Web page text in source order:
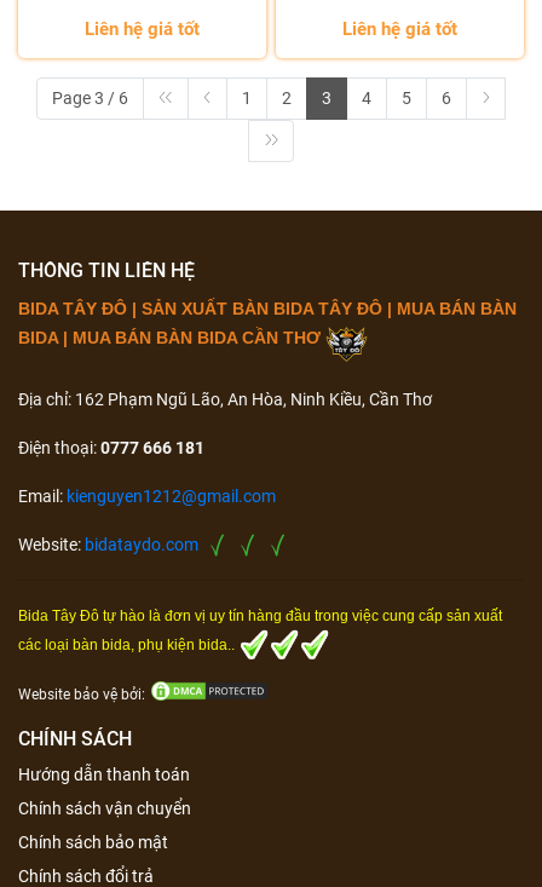
Liên hệ giá tốt Liên hệ giá tốt
Page 3 / 6 1 2 3 4 5 6
THÔNG TIN LIÊN HỆ
BIDA TÂY ĐÔ | SẢN XUẤT BÀN BIDA TÂY ĐÔ | MUA BÁN BÀN
BIDA | MUA BÁN BÀN BIDA CẦN THƠ
Địa chỉ: 162 Phạm Ngũ Lão, An Hòa, Ninh Kiều, Cần Thơ
Điện thoại:0777 666 181
Email: kienguyen1212@gmail.com
Website: bidataydo.com
Bida Tây Đô tự hào là đơn vị uy tín hàng đầu trong việc cung cấp sản xuất
các loại bàn bida, phụ kiện bida..
Website bảo vệ bởi:
CHÍNH SÁCH
Hướng dẫn thanh toán
Chính sách vận chuyển
Chính sách bảo mật
Chính sách đổi trả